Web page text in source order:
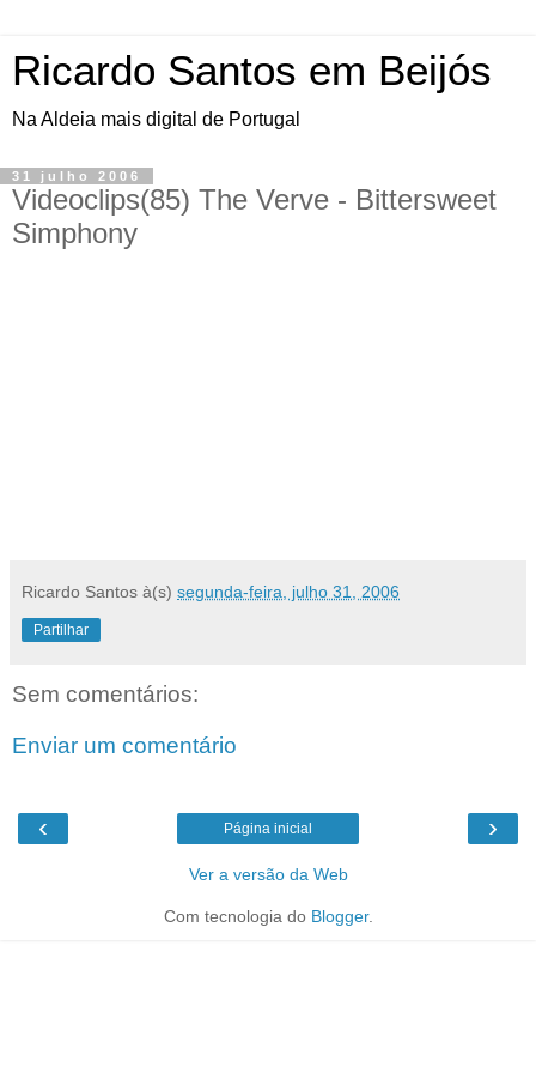
Ricardo Santos em Beijós
Na Aldeia mais digital de Portugal
31 julho 2006
Videoclips(85) The Verve - Bittersweet
Simphony
Ricardo Santos à(s) segunda-feira, julho 31, 2006
Partilhar
Sem comentários:
Enviar um comentário
‹ ›
Página inicial
Ver a versão da Web
Com tecnologia do Blogger.